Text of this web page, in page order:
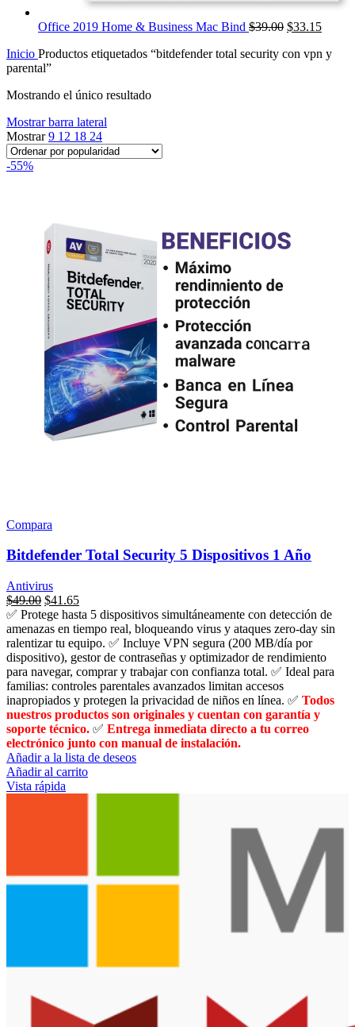
Office 2019 Home & Business Mac Bind $39.00 $33.15
Inicio Productos etiquetados “bitdefender total security con vpn y
parental”
Mostrando el único resultado
Mostrar barra lateral
Mostrar9 12 18 24
-55%
Compara
Bitdefender Total Security 5 Dispositivos 1 Año
Antivirus
El
precio
original
era:
$109.99.
$49.00El
precio
actual
es:
$49.00.
$41.65
✅ Protege hasta 5 dispositivos simultáneamente con detección de
amenazas en tiempo real, bloqueando virus y ataques zero-day sin
ralentizar tu equipo. ✅ Incluye VPN segura (200 MB/día por
dispositivo), gestor de contraseñas y optimizador de rendimiento
para navegar, comprar y trabajar con confianza total. ✅ Ideal para
familias: controles parentales avanzados limitan accesos
inapropiados y protegen la privacidad de niños en línea. ✅ Todos
nuestros productos son originales y cuentan con garantía y
soporte técnico. ✅ Entrega inmediata directo a tu correo
electrónico junto con manual de instalación.
Añadir a la lista de deseos
Añadir al carrito
Vista rápida